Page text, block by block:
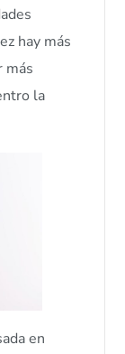
hay más
más
la
en